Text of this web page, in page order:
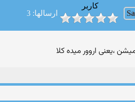
کاربر
ارسالها: 3
،یعنی اروور میده کلا